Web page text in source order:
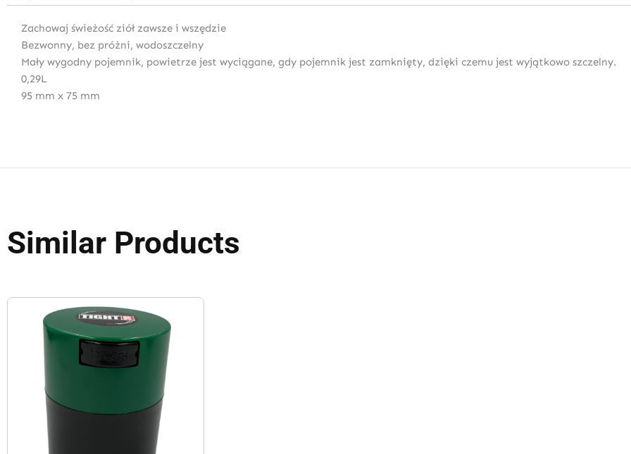
Zachowaj świeżość ziół zawsze i wszędzie
Bezwonny, bez próżni, wodoszczelny
Mały wygodny pojemnik, powietrze jest wyciągane, gdy pojemnik jest zamknięty, dzięki czemu jest wyjątkowo szczelny.
0,29L
95 mm x 75 mm
Similar Products